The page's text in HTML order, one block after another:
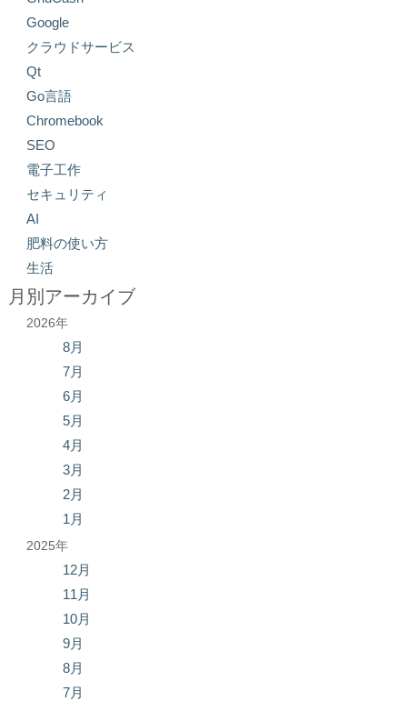
Google
クラウドサービス
Qt
Go言語
Chromebook
SEO
電子工作
セキュリティ
AI
肥料の使い方
生活
月別アーカイブ
2026年
8月
7月
6月
5月
4月
3月
2月
1月
2025年
12月
11月
10月
9月
8月
7月